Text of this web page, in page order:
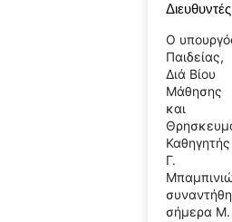
Διευθυντές
Ο
Παιδείας,
Διά Βίου
Μάθησης
και
Καθηγητής
Γ.
σήμερα Μ.